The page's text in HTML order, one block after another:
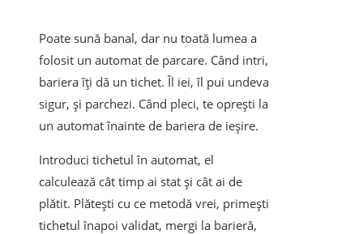
Poate sună banal, dar nu toată lumea a
folosit un automat de parcare. Când intri,
bariera îți dă un tichet. Îl iei, îl pui undeva
sigur, și parchezi. Când pleci, te oprești la
un automat înainte de bariera de ieșire.
Introduci tichetul în automat, el
calculează cât timp ai stat și cât ai de
plătit. Plătești cu ce metodă vrei, primești
tichetul înapoi validat, mergi la barieră,